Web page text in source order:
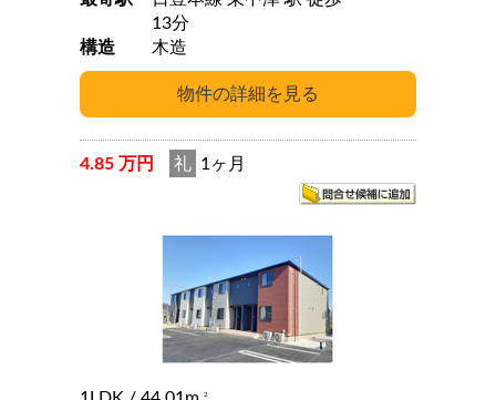
13分
構造
木造
4.85 万円 礼 1ヶ月
2